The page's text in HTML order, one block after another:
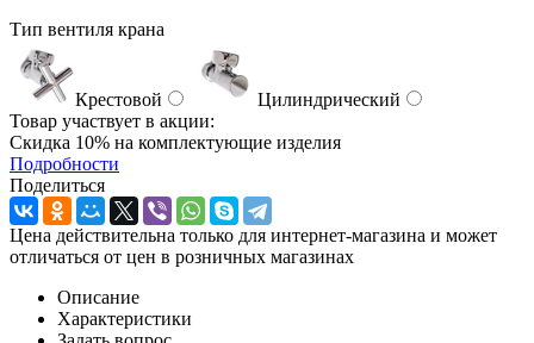
Тип вентиля крана
Крестовой
Цилиндрический
Товар участвует в акции:
Скидка 10% на комплектующие изделия
Подробности
Поделиться
Цена действительна только для интернет-магазина и может
отличаться от цен в розничных магазинах
Описание
Характеристики